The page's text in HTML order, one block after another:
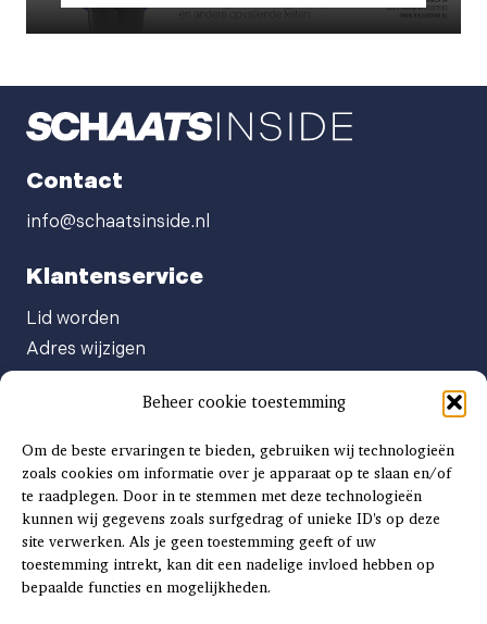
Beheer cookie toestemming
Om de beste ervaringen te bieden, gebruiken wij technologieën
zoals cookies om informatie over je apparaat op te slaan en/of
te raadplegen. Door in te stemmen met deze technologieën
kunnen wij gegevens zoals surfgedrag of unieke ID's op deze
site verwerken. Als je geen toestemming geeft of uw
toestemming intrekt, kan dit een nadelige invloed hebben op
bepaalde functies en mogelijkheden.
Contact
info@schaatsinside.nl
Klantenservice
Lid worden
Adres wijzigen
Abonnement opzeggen
Afgeven automatische incasso
Factuur betalen
Klachtenformulier
Overige vragen
Adverteren